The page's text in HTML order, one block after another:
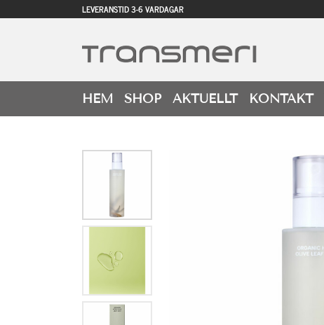
LEVERANSTID 3-6 VARDAGAR
HEM SHOP AKTUELLT KONTAKT